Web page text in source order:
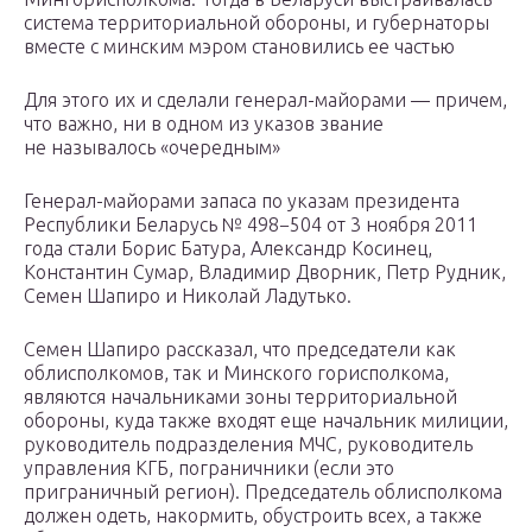
система территориальной обороны, и губернаторы
вместе с минским мэром становились ее частью
Для этого их и сделали генерал-майорами — причем,
что важно, ни в одном из указов звание
не называлось «очередным»
Генерал-майорами запаса по указам президента
Республики Беларусь № 498−504 от 3 ноября 2011
года стали Борис Батура, Александр Косинец,
Константин Сумар, Владимир Дворник, Петр Рудник,
Семен Шапиро и Николай Ладутько.
Семен Шапиро рассказал, что председатели как
облисполкомов, так и Минского горисполкома,
являются начальниками зоны территориальной
обороны, куда также входят еще начальник милиции,
руководитель подразделения МЧС, руководитель
управления КГБ, пограничники (если это
приграничный регион). Председатель облисполкома
должен одеть, накормить, обустроить всех, а также